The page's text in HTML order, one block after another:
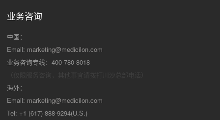
业务咨询
中国：
Email: marketing@medicilon.com
业务咨询专线：400-780-8018
海外：
Email: marketing@medicilon.com
Tel: +1 (617) 888-9294(U.S.)